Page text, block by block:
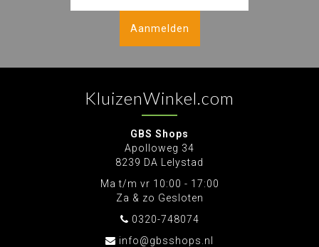
Aanmelden
KluizenWinkel.com
GBS Shops
Apolloweg 34
8239 DA Lelystad
Ma t/m vr 10:00 - 17:00
Za & zo Gesloten
0320-748074
info@gbsshops.nl